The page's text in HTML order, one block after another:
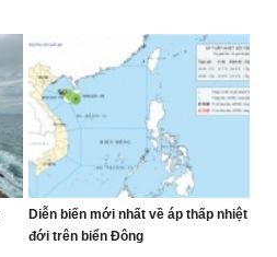
Diễn biến mới nhất về áp thấp nhiệt
đới trên biển Đông